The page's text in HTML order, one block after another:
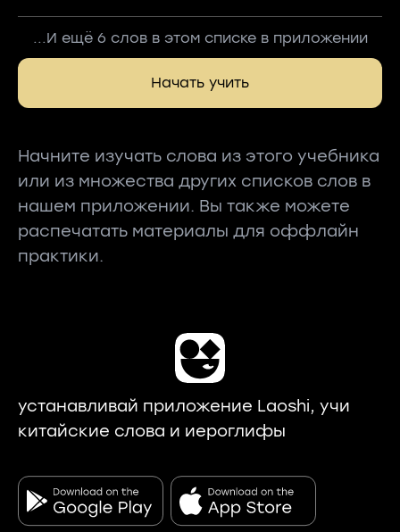
...И ещё 6 слов в этом списке в приложении
Начать учить
Начните изучать слова из этого учебника
или из множества других списков слов в
нашем приложении. Вы также можете
распечатать материалы для оффлайн
практики.
устанавливай приложение Laoshi, учи
китайские слова и иероглифы